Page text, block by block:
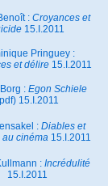
: Croyances et
15.I.2011
Pringuey :
et délire15.I.2011
: Egon Schiele
15.I.2011
: Diables et
au cinéma 15.I.2011
: Incrédulité
15.I.2011